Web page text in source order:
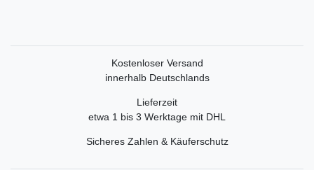
Kostenloser Versand
innerhalb Deutschlands
Lieferzeit
etwa 1 bis 3 Werktage mit DHL
Sicheres Zahlen & Käuferschutz